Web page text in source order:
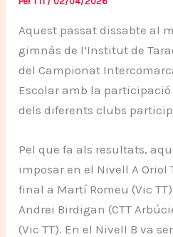
Aquest passat dissabte al
gimnàs de l’Institut de
del Campionat
Escolar amb la
dels diferents clubs
Pel que fa als resultats,
imposar en el Nivell A Oriol
final a Martí Romeu (Vic
Andrei Birdigan (CTT
(Vic TT). En el Nivell B va